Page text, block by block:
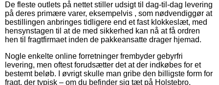
De fleste outlets på nettet stiller udsigt til dag-til-dag levering
på deres primære varer, eksempelvis , som nødvendiggør at
bestillingen anbringes tidligere end et fast klokkeslæt, med
hensynstagen til at de med sikkerhed kan nå at få ordren
hen til fragtfirmaet inden de pakkeansatte drager hjemad.
Nogle enkelte online forretninger frembyder gebyrfri
levering, men oftest forudsætter det at der indkøbes for et
bestemt beløb. I øvrigt skulle man gribe den billigste form for
fragt, der typisk – om du befinder sig tæt på Holstebro,